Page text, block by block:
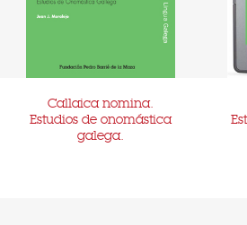
Callaica nomina.
Estudios de onomástica
galega.